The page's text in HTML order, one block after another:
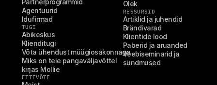
Partnerprogrammid
Agentuurid
Idufirmad
TUGI
Abikeskus
Klienditugi
Võta ühendust müügiosakonnaga
Miks on teie pangaväljavõttel
kirjas Mollie
ETTEVÕTE
Olek
RESSURSID
Artiklid ja juhendid
Brändivarad
Klientide lood
Paberid ja aruanded
Veebiseminarid ja
sündmused